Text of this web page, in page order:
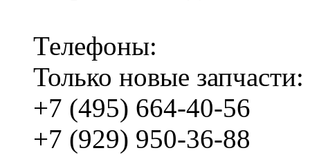
Телефоны:
Только новые запчасти:
+7 (495) 664-40-56
+7 (929) 950-36-88